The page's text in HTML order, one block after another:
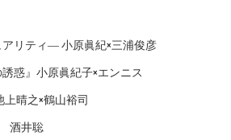
アリティ― 小原眞紀×三浦俊彦
惑』小原眞紀子×エンニス
晴之×鶴山裕司
酒井聡